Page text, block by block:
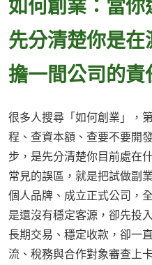
如何創業：當你
先分清楚你是
擔一間公司的責
很多人搜尋「如何創業」，
程、查資本額、查要不要開
步，是先分清楚你目前處在
常見的誤區，就是把試做副
個人品牌、成立正式公司，
是還沒有穩定客源，卻先投
長期交易、穩定收款，卻一
流、稅務與合作對象審查上